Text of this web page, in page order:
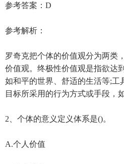
参考答案：D
参考解析：
罗奇克把个体的价值观分为两类
价值观。终极性价值观是指欲达
如和平的世界、舒适的生活等;工
目标所采用的行为方式或手段，
2、个体的意义定义体系是()。
A.个人价值